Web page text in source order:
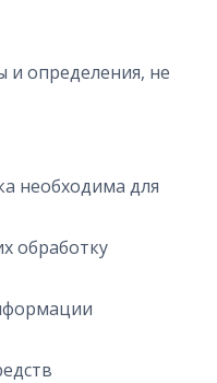
и определения, не
необходима для
обработку